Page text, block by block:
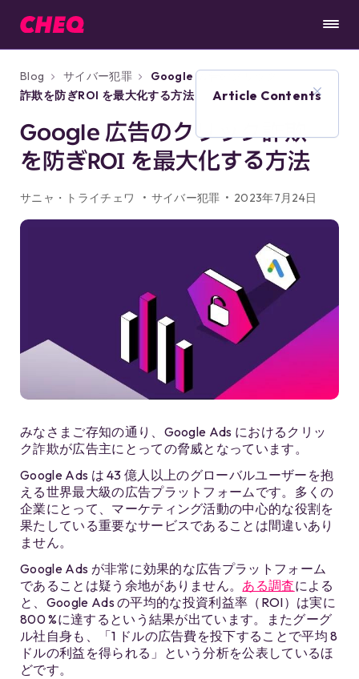
Blog サイバー犯罪
Google 広告のクリック
詐欺を防ぎROI を最大化する方法
Google 広告のクリック詐欺
を防ぎROI を最大化する方法
サニャ・トライチェワ サイバー犯罪 2023年7月24日
みなさまご存知の通り、Google Ads におけるクリッ
ク詐欺が広告主にとっての脅威となっています。
Google Ads は 43 億人以上のグローバルユーザーを抱
える世界最大級の広告プラットフォームです。多くの
企業にとって、マーケティング活動の中心的な役割を
果たしている重要なサービスであることは間違いあり
ません。
Google Ads が非常に効果的な広告プラットフォーム
であることは疑う余地がありません。 ある調査による
と、Google Ads の平均的な投資利益率（ROI）は実に
800 %に達するという結果が出ています。またグーグ
ル社自身も、「1 ドルの広告費を投下することで平均 8
ドルの利益を得られる」という分析を公表しているほ
どです。
Article Contents